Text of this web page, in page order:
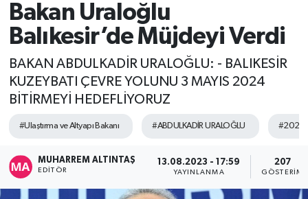
Bakan Uraloğlu
Balıkesir’de Müjdeyi Verdi
BAKAN ABDULKADİR URALOĞLU: - BALIKESİR
KUZEYBATI ÇEVRE YOLUNU 3 MAYIS 2024
BİTİRMEYİ HEDEFLİYORUZ
#Ulaştırma ve Altyapı Bakanı #ABDULKADİR URALOĞLU #2023
MUHARREM ALTINTAŞ
EDITÖR
13.08.2023 - 17:59
YAYINLANMA
207
GÖSTERIM
Süper Lig Puan Durumu ve Fikstür
Son Dakika Haberleri
Haber Arşivi